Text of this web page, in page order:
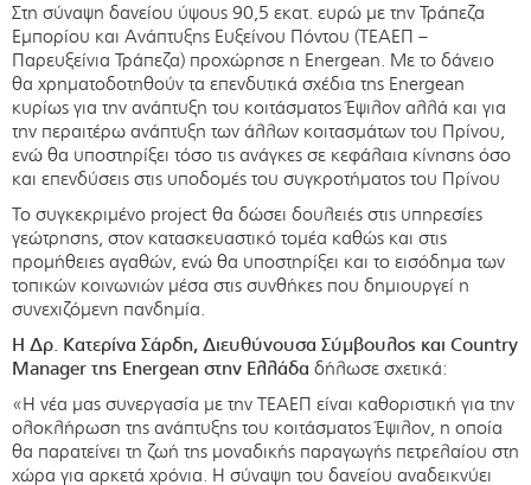
Στη σύναψη δανείου ύψους 90,5 εκατ. ευρώ με την Τράπεζα
Εμπορίου και Ανάπτυξης Ευξείνου Πόντου (ΤΕΑΕΠ –
Παρευξείνια Τράπεζα) προχώρησε η Energean. Με το δάνειο
θα χρηματοδοτηθούν τα επενδυτικά σχέδια της Energean
κυρίως για την ανάπτυξη του κοιτάσματος Έψιλον αλλά και για
την περαιτέρω ανάπτυξη των άλλων κοιτασμάτων του Πρίνου,
ενώ θα υποστηρίξει τόσο τις ανάγκες σε κεφάλαια κίνησης όσο
και επενδύσεις στις υποδομές του συγκροτήματος του Πρίνου
Το συγκεκριμένο project θα δώσει δουλειές στις υπηρεσίες
γεώτρησης, στον κατασκευαστικό τομέα καθώς και στις
προμήθειες αγαθών, ενώ θα υποστηρίξει και το εισόδημα των
τοπικών κοινωνιών μέσα στις συνθήκες που δημιουργεί η
συνεχιζόμενη πανδημία.
Η Δρ. Κατερίνα Σάρδη, Διευθύνουσα Σύμβουλος και Country
Manager της Energean στην Ελλάδα δήλωσε σχετικά:
«Η νέα μας συνεργασία με την TEAEΠ είναι καθοριστική για την
ολοκλήρωση της ανάπτυξης του κοιτάσματος Έψιλον, η οποία
θα παρατείνει τη ζωή της μοναδικής παραγωγής πετρελαίου στη
χώρα για αρκετά χρόνια. Η σύναψη του δανείου αναδεικνύει